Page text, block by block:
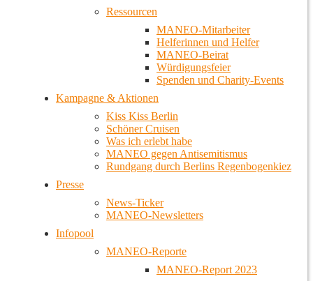
Ressourcen
MANEO-Mitarbeiter
Helferinnen und Helfer
MANEO-Beirat
Würdigungsfeier
Spenden und Charity-Events
Kampagne & Aktionen
Kiss Kiss Berlin
Schöner Cruisen
Was ich erlebt habe
MANEO gegen Antisemitismus
Rundgang durch Berlins Regenbogenkiez
Presse
News-Ticker
MANEO-Newsletters
Infopool
MANEO-Reporte
MANEO-Report 2023